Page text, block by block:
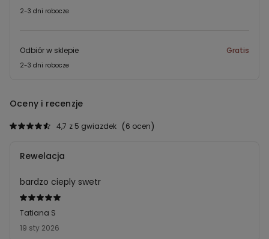
2-3 dni robocze
Odbiór w sklepie Gratis
2-3 dni robocze
Oceny i recenzje
6 ocen
4,7 z 5 gwiazdek
Ocena
5
z
19 sty 2026
Tatiana S
Rewelacja
bardzo cieply swetr